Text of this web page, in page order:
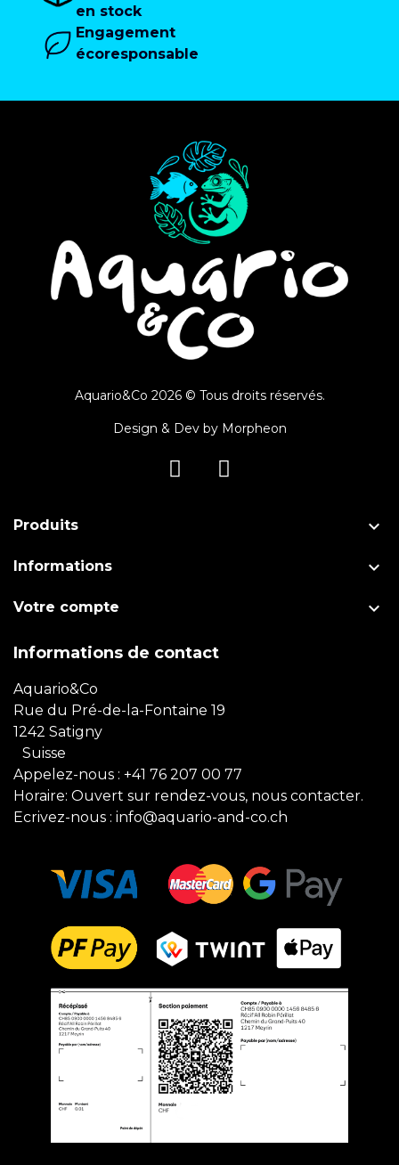
en stock
Engagement
écoresponsable
Aquario&Co 2026 © Tous droits réservés.
Design & Dev by Morpheon
Produits 
Informations 
Votre compte 
Informations de contact
Aquario&Co
Rue du Pré-de-la-Fontaine 19
1242 Satigny
Suisse
Appelez-nous : +41 76 207 00 77
Horaire: Ouvert sur rendez-vous, nous contacter.
Ecrivez-nous : info@aquario-and-co.ch